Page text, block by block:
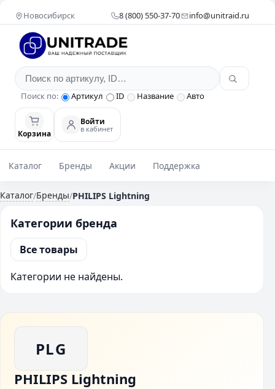
Новосибирск 8 (800) 550-37-70 info@unitraid.ru
Поиск по: Артикул ID Название Авто
Корзина
Войти
в кабинет
Каталог Бренды Акции Поддержка
Каталог/Бренды/PHILIPS Lightning
Категории бренда
Все товары
Категории не найдены.
PLG
PHILIPS Lightning